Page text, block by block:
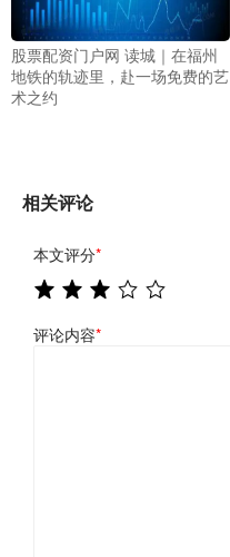
股票配资门户网 读城｜在福州
地铁的轨迹里，赴一场免费的艺
术之约
相关评论
本文评分*
评论内容*